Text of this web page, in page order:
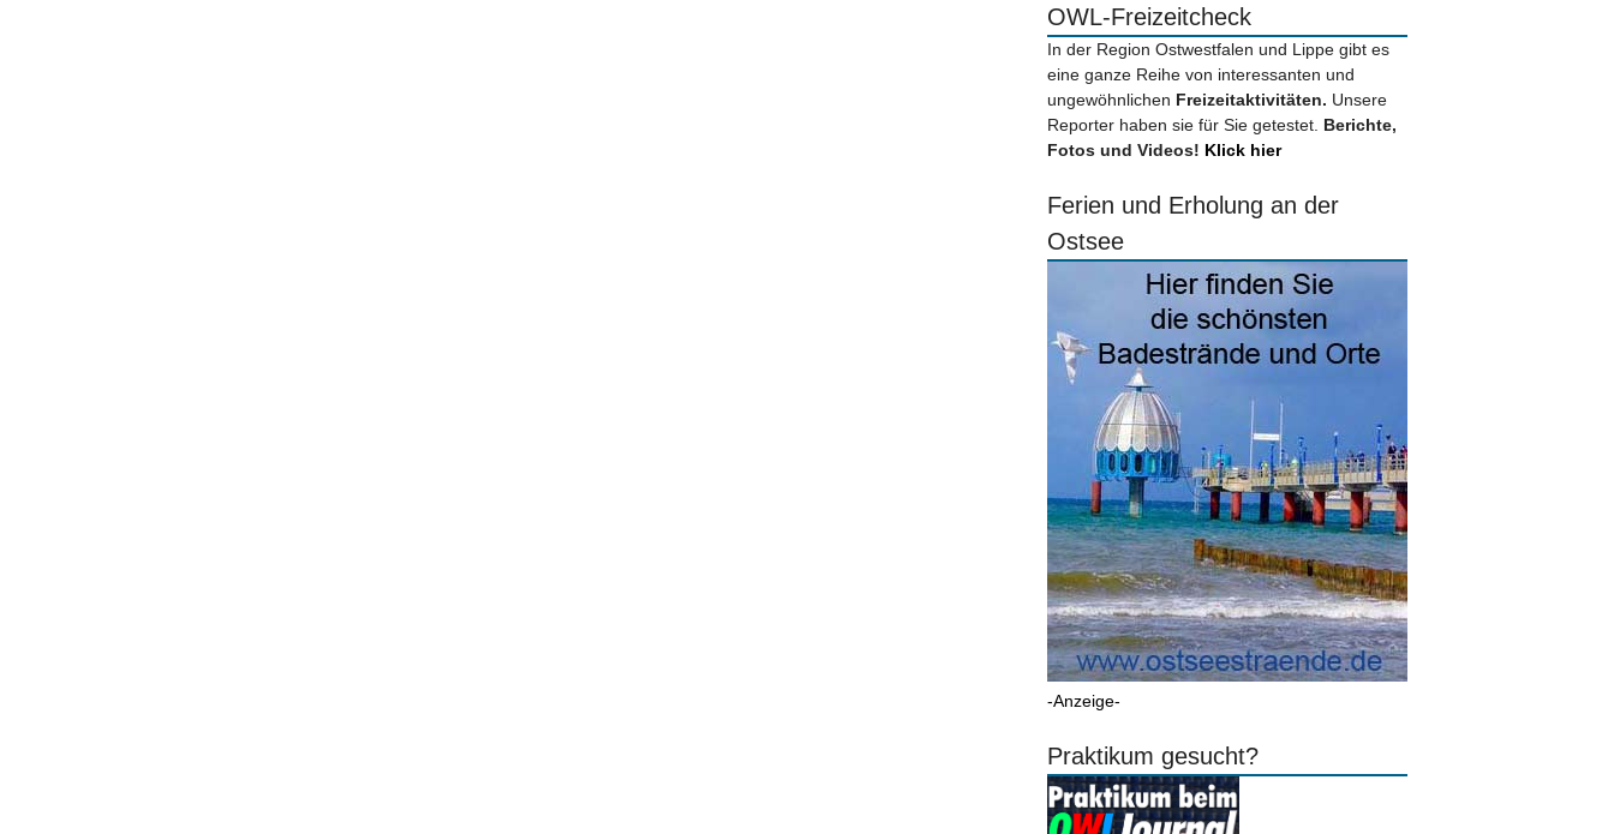
OWL-Freizeitcheck
In der Region Ostwestfalen und Lippe gibt es
eine ganze Reihe von interessanten und
ungewöhnlichen Freizeitaktivitäten. Unsere
Reporter haben sie für Sie getestet. Berichte,
Fotos und Videos! Klick hier
Ferien und Erholung an der
Ostsee
-Anzeige-
Praktikum gesucht?